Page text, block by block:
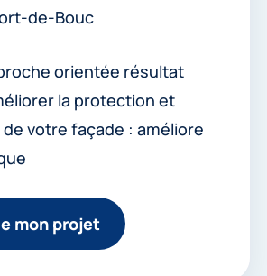
de-Bouc
orientée résultat
la protection et
de votre façade : améliore
mon projet